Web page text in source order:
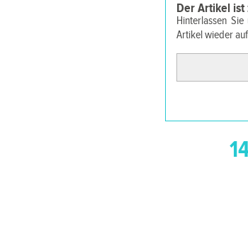
Der Artikel
Hinterlassen
Artikel wieder